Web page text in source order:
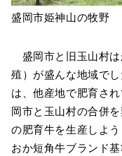
盛岡市姫神山の牧野
盛岡市と旧玉山村は
殖）が盛んな地域で
は、他産地で肥育さ
岡市と玉山村の合併
の肥育牛を生産しよ
おか短角牛ブランド